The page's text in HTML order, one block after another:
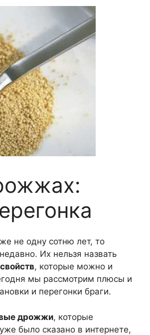
не одну сотню лет, то
Их нельзя назвать
, которые можно и
мы рассмотрим плюсы и
и перегонки браги.
дрожжи, которые
было сказано в интернете,